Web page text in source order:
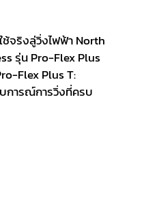
ช้จริงลู่วิ่งไฟฟ้า North
รุ่น Pro-Flex Plus
Flex Plus T:
การณ์การวิ่งที่ครบ